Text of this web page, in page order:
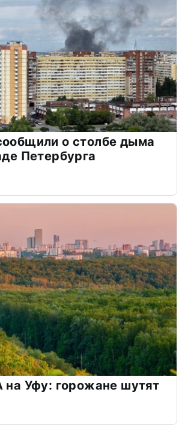
о столбе дыма
Петербурга
Уфу: горожане шутят